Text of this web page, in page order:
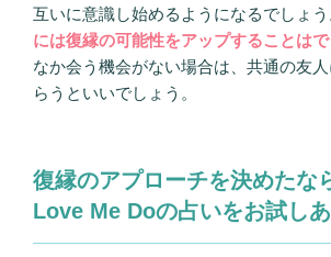
互いに意識し始めるようになるでしょう
には復縁の可能性をアップすることはで
なか会う機会がない場合は、共通の友
らうといいでしょう。
復縁のアプローチを決めたな
Love Me Doの占いをお試し